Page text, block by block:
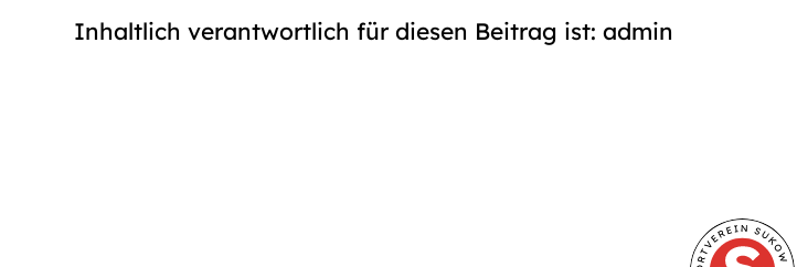
Inhaltlich verantwortlich für diesen Beitrag ist: admin